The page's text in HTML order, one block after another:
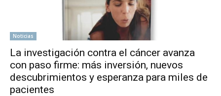
Noticias
La investigación contra el cáncer avanza
con paso firme: más inversión, nuevos
descubrimientos y esperanza para miles de
pacientes